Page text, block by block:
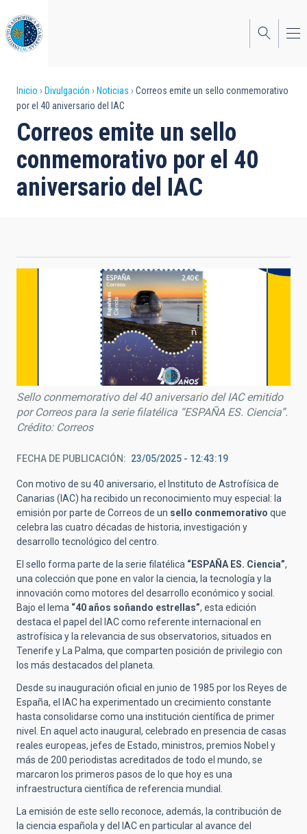
al
contenido
principal
Sobrescribir
enlaces
de
ayuda
a
Inicio Divulgación Noticias
Correos emite un sello conmemorativo
por el 40 aniversario del IAC
Correos emite un sello
conmemorativo por el 40
aniversario del IAC
Sello conmemorativo del 40 aniversario del IAC emitido
por Correos para la serie filatélica “ESPAÑA ES. Ciencia”.
Crédito: Correos
FECHA DE PUBLICACIÓN 23/05/2025 - 12:43:19
Con motivo de su 40 aniversario, el Instituto de Astrofísica de
Canarias (IAC) ha recibido un reconocimiento muy especial: la
emisión por parte de Correos de un sello conmemorativo que
celebra las cuatro décadas de historia, investigación y
desarrollo tecnológico del centro.
El sello forma parte de la serie filatélica “ESPAÑA ES. Ciencia”,
una colección que pone en valor la ciencia, la tecnología y la
innovación como motores del desarrollo económico y social.
Bajo el lema “40 años soñando estrellas”, esta edición
destaca el papel del IAC como referente internacional en
astrofísica y la relevancia de sus observatorios, situados en
Tenerife y La Palma, que comparten posición de privilegio con
los más destacados del planeta.
Desde su inauguración oficial en junio de 1985 por los Reyes de
España, el IAC ha experimentado un crecimiento constante
hasta consolidarse como una institución científica de primer
nivel. En aquel acto inaugural, celebrado en presencia de casas
reales europeas, jefes de Estado, ministros, premios Nobel y
más de 200 periodistas acreditados de todo el mundo, se
marcaron los primeros pasos de lo que hoy es una
infraestructura científica de referencia mundial.
La emisión de este sello reconoce, además, la contribución de
la ciencia española y del IAC en particular al avance del